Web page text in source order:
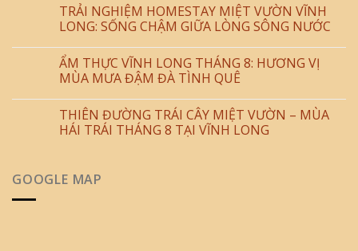
TRẢI NGHIỆM HOMESTAY MIỆT VƯỜN VĨNH
LONG: SỐNG CHẬM GIỮA LÒNG SÔNG NƯỚC
ẨM THỰC VĨNH LONG THÁNG 8: HƯƠNG VỊ
MÙA MƯA ĐẬM ĐÀ TÌNH QUÊ
THIÊN ĐƯỜNG TRÁI CÂY MIỆT VƯỜN – MÙA
HÁI TRÁI THÁNG 8 TẠI VĨNH LONG
GOOGLE MAP